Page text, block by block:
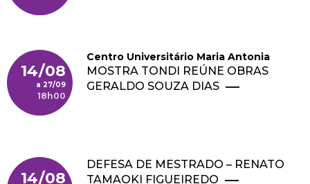
14/08
27/09
18h00
Centro Universitário Maria Antonia
MOSTRA TONDI REÚNE OBRAS
GERALDO SOUZA DIAS
14/08
DEFESA DE MESTRADO – RENATO
TAMAOKI FIGUEIREDO